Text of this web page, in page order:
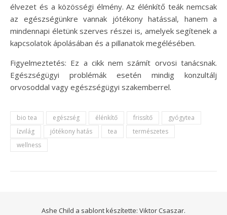
élvezet és a közösségi élmény. Az élénkítő teák nemcsak
az egészségünkre vannak jótékony hatással, hanem a
mindennapi életünk szerves részei is, amelyek segítenek a
kapcsolatok ápolásában és a pillanatok megélésében.
Figyelmeztetés: Ez a cikk nem számít orvosi tanácsnak.
Egészségügyi problémák esetén mindig konzultálj
orvosoddal vagy egészségügyi szakemberrel.
bio tea egészség élénkítő frissítő
gyógytea
ízvilág
jótékony hatás tea
természetes
wellness
Ashe Child a sablont készítette: Viktor Csaszar.